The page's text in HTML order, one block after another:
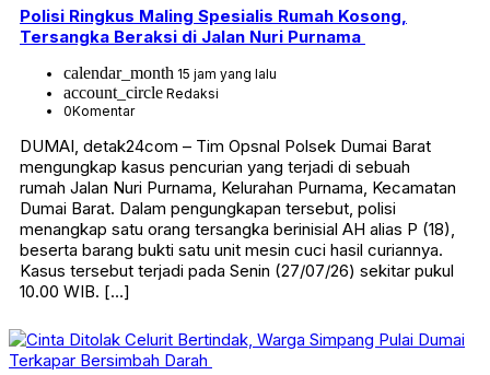
Polisi Ringkus Maling Spesialis Rumah Kosong,
Tersangka Beraksi di Jalan Nuri Purnama
calendar_month 15 jam yang lalu
account_circle Redaksi
0Komentar
DUMAI, detak24com – Tim Opsnal Polsek Dumai Barat
mengungkap kasus pencurian yang terjadi di sebuah
rumah Jalan Nuri Purnama, Kelurahan Purnama, Kecamatan
Dumai Barat. Dalam pengungkapan tersebut, polisi
menangkap satu orang tersangka berinisial AH alias P (18),
beserta barang bukti satu unit mesin cuci hasil curiannya.
Kasus tersebut terjadi pada Senin (27/07/26) sekitar pukul
10.00 WIB. […]